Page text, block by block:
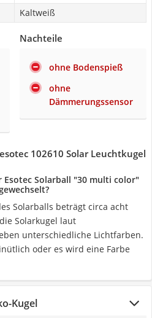
Kaltweiß
Nachteile
ohne Bodenspieß
ohne
Dämmerungssensor
102610 Solar Leuchtkugel
Esotec Solarball "30 multi color"
Solarballs beträgt circa acht
Solarkugel laut
unterschiedliche Lichtfarben.
oder es wird eine Farbe
Kugel